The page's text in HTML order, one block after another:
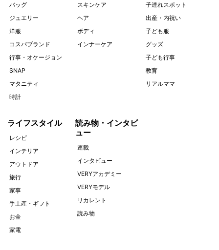
バッグ
ジュエリー
洋服
コスパブランド
行事・オケージョン
SNAP
マタニティ
時計
スキンケア
ヘア
ボディ
インナーケア
子連れスポット
出産・内祝い
子ども服
グッズ
子ども行事
教育
リアルママ
ライフスタイル
レシピ
インテリア
アウトドア
旅行
家事
手土産・ギフト
お金
家電
読み物・インタビ
ュー
連載
インタビュー
VERYアカデミー
VERYモデル
リカレント
読み物